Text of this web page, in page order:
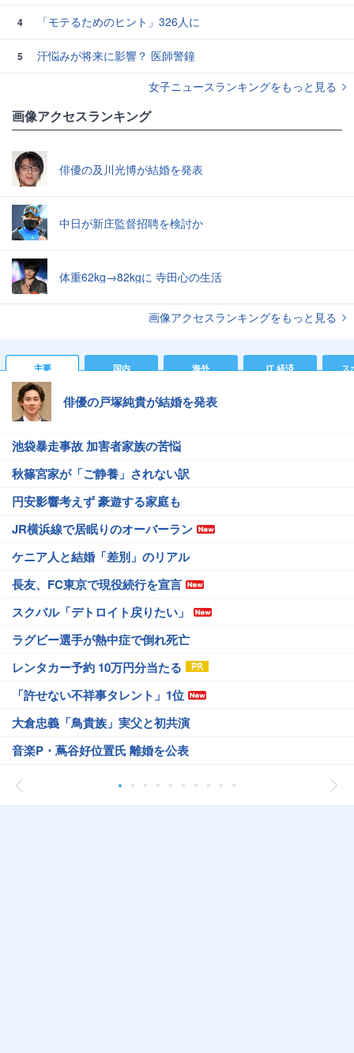
4 「モテるためのヒント」326人に
5
汗悩みが将来に影響？ 医師警鐘
女子ニュースランキングをもっと見る
画像アクセスランキング
俳優の及川光博が結婚を発表
中日が新庄監督招聘を検討か
体重62kg→82kgに 寺田心の生活
画像アクセスランキングをもっと見る
主要 国内 海外 IT 経済 ス
俳優の戸塚純貴が結婚を発表
池袋暴走事故 加害者家族の苦悩
秋篠宮家が「ご静養」されない訳
円安影響考えず 豪遊する家庭も
JR横浜線で居眠りのオーバーラン
ケニア人と結婚「差別」のリアル
長友、FC東京で現役続行を宣言
スクバル「デトロイト戻りたい」
ラグビー選手が熱中症で倒れ死亡
レンタカー予約 10万円分当たる
「許せない不祥事タレント」1位
大倉忠義「鳥貴族」実父と初共演
音楽P・蔦谷好位置氏 離婚を公表